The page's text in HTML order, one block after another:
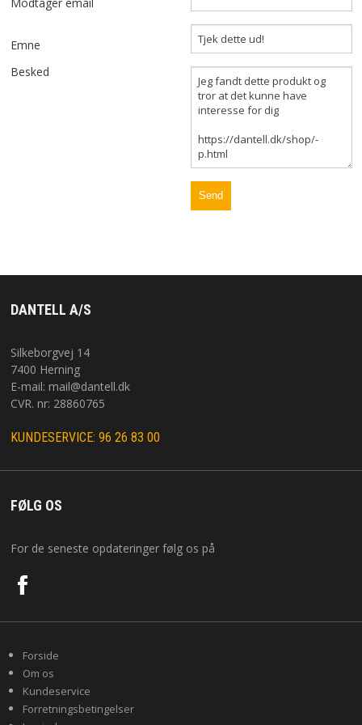
OM OS
KUNDESERVICE
FORRETNINGSBETINGELSER
LOG IND
Emne
Besked
DANTELL A/S
Silkeborgvej 14
7400 Herning
E-mail: mail@dantell.dk
CVR. nr: 28860765
KUNDESERVICE: 96 26 83 00
FØLG OS
For de seneste opdateringer følg os på
Forside
Om os
Kundeservice
Forretningsbetingelser